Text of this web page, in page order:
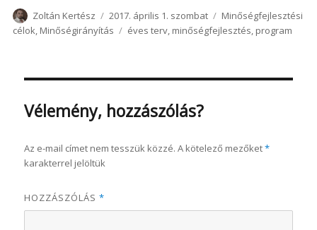
Szerző
Zoltán Kertész Közzétéve
2017. április 1. szombat Kategória
Minőségfejlesztési
célok, Minőségirányítás Címke
éves terv, minőségfejlesztés, program
Vélemény, hozzászólás?
Az e-mail címet nem tesszük közzé. A kötelező mezőket*
karakterrel jelöltük
HOZZÁSZÓLÁS*